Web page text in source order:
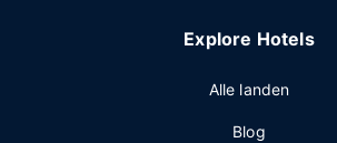
Explore Hotels
Alle landen
Blog